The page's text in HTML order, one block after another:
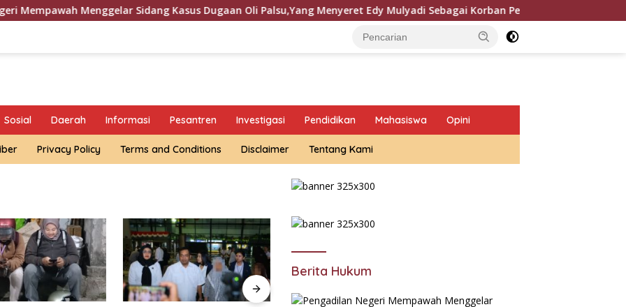
Menggelar Sidang Kasus Dugaan Oli Palsu,Yang Menyeret Edy Mulyadi Sebagai Korban Penipuan Dari Jaringan Pemasok
Sosial Daerah Informasi Pesantren Investigasi Pendidikan Mahasiswa Opini
Privacy Policy Terms and Conditions Disclaimer Tentang Kami
Berita Hukum